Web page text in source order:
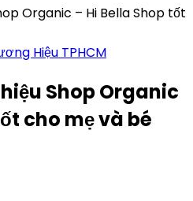
Hiệu TPHCM
Shop Organic
cho mẹ và bé